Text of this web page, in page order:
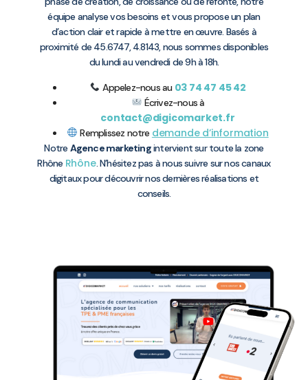
équipe analyse vos besoins et vous propose un plan
d’action clair et rapide à mettre en œuvre. Basés à
proximité de 45.6747, 4.8143, nous sommes disponibles
du lundi au vendredi de 9h à 18h.
Appelez-nous au 03 74 47 45 42
Écrivez-nous à
contact@digicomarket.fr
Remplissez notre demande d’information
Notre Agence marketingintervient sur toute la zone
Rhône Rhône. N’hésitez pas à nous suivre sur nos canaux
digitaux pour découvrir nos dernières réalisations et
conseils.